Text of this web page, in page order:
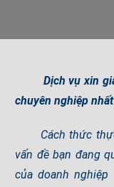
Dịch vụ xin
chuyên nghiệp nhất
Cách thức thực
vấn đề bạn đang
của doanh